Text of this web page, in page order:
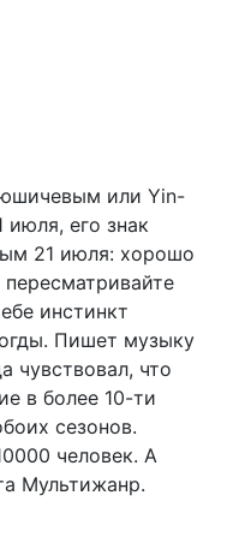
или Yin-
июля, его знак
21 июля: хорошо
инстинкт
Пишет музыку
чувствовал, что
в более 10-ти
сезонов.
человек. А
Мультижанр.